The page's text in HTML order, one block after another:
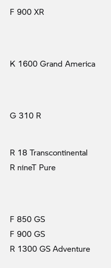
F 900 XR
K 1600 Grand America
G 310 R
R 18 Transcontinental
R nineT Pure
F 850 GS
F 900 GS
R 1300 GS Adventure